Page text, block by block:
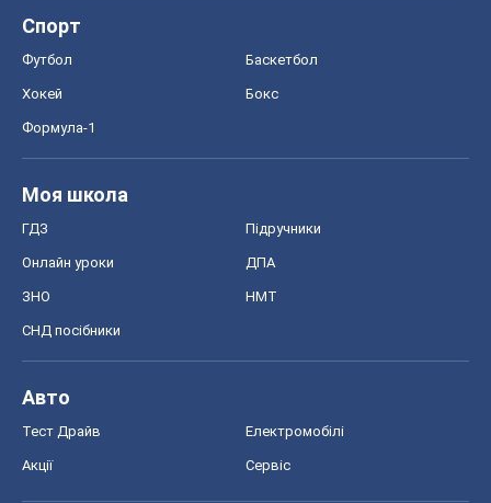
Спорт
Футбол Баскетбол
Хокей Бокс
Формула-1
Моя школа
ГДЗ Підручники
Онлайн уроки ДПА
ЗНО НМТ
СНД посібники
Авто
Тест Драйв Електромобілі
Акції Сервіс